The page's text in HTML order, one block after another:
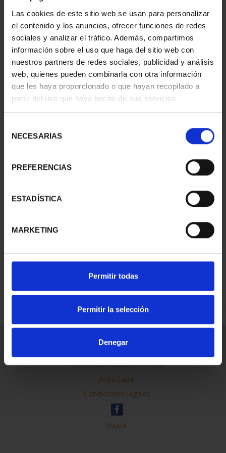
Las cookies de este sitio web se usan para personalizar
el contenido y los anuncios, ofrecer funciones de redes
sociales y analizar el tráfico. Además, compartimos
información sobre el uso que haga del sitio web con
nuestros partners de redes sociales, publicidad y análisis
web, quienes pueden combinarla con otra información
que les haya proporcionado o que hayan recopilado a
partir del uso que haya hecho de sus servicios.
NECESARIAS
PREFERENCIAS
ESTADÍSTICA
MARKETING
Permitir todas
Permitir la selección
Denegar
PICASSO (2023) ONZA
"CABEZA DE MUJER
163,00 €
REFINAR
Información General
Contacto
Preguntas Frequentes (FAQs)
Aviso Legal
Condiciones Legales
Ayuda